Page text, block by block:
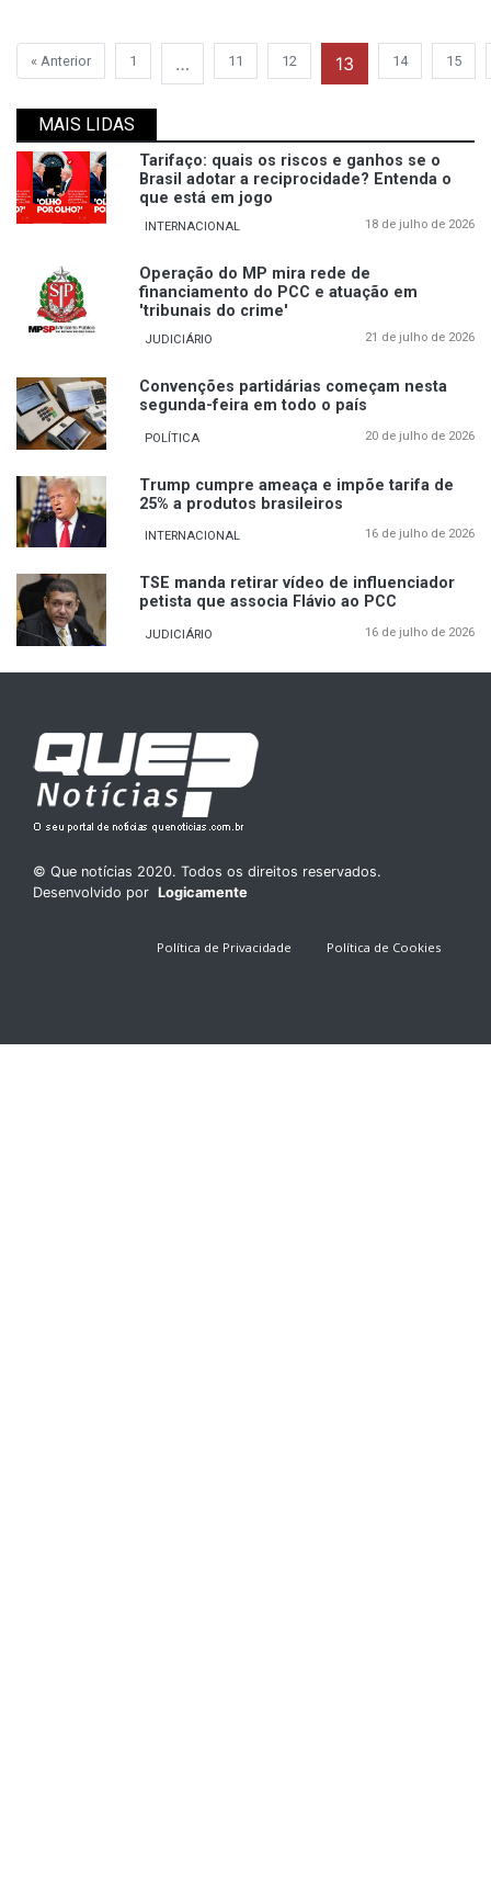
« Anterior 1 … 11 12 13 14 15
MAIS LIDAS
Tarifaço: quais os riscos e ganhos se o
Brasil adotar a reciprocidade? Entenda o
que está em jogo
INTERNACIONAL 18 de julho de 2026
Operação do MP mira rede de
financiamento do PCC e atuação em
'tribunais do crime'
JUDICIÁRIO 21 de julho de 2026
Convenções partidárias começam nesta
segunda-feira em todo o país
POLÍTICA 20 de julho de 2026
Trump cumpre ameaça e impõe tarifa de
25% a produtos brasileiros
INTERNACIONAL 16 de julho de 2026
TSE manda retirar vídeo de influenciador
petista que associa Flávio ao PCC
JUDICIÁRIO 16 de julho de 2026
© Que notícias 2020. Todos os direitos reservados.
Desenvolvido por Logicamente
Política de Privacidade Política de Cookies